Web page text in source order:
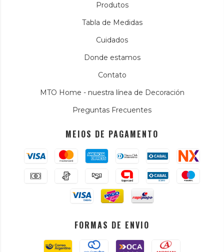
Produtos
Tabla de Medidas
Cuidados
Donde estamos
Contato
MTO Home - nuestra línea de Decoración
Preguntas Frecuentes
MEIOS DE PAGAMENTO
FORMAS DE ENVIO